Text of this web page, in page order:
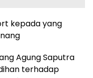
kepada yang
Agung Saputra
terhadap